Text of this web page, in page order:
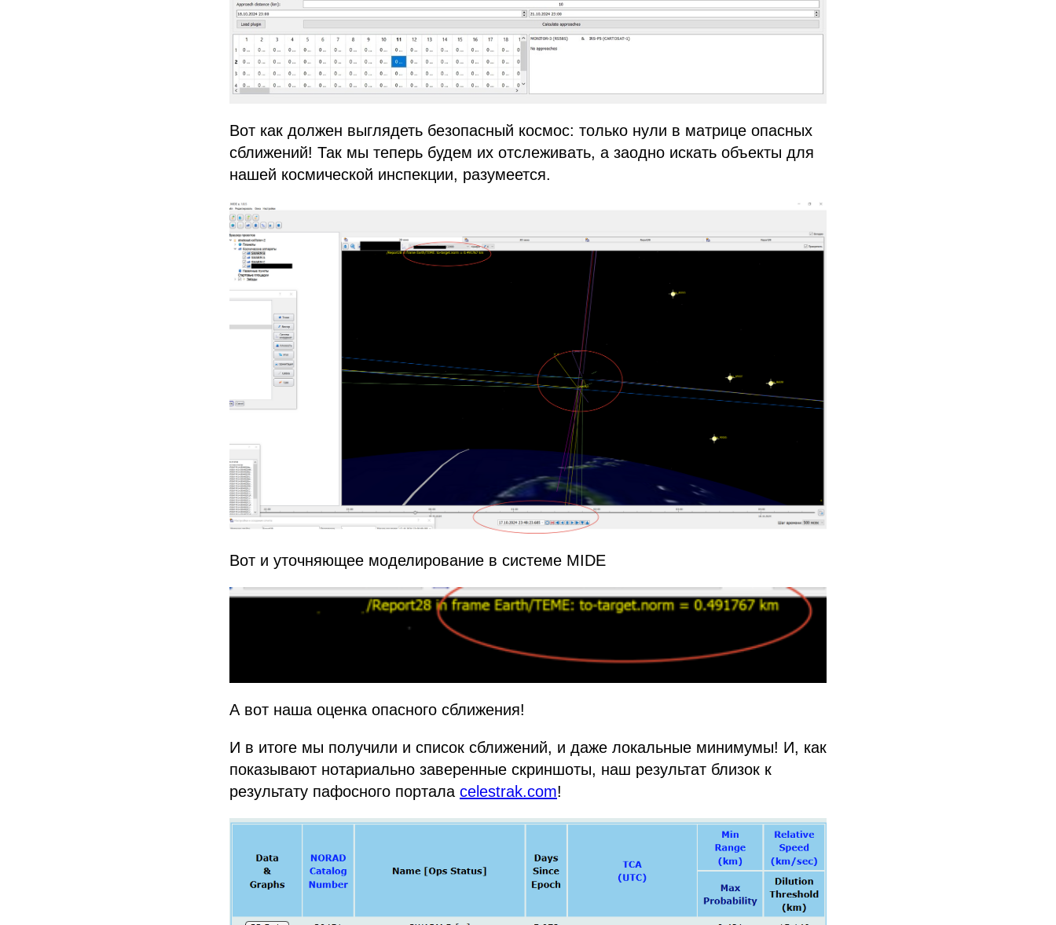
Вот как должен выглядеть безопасный космос: только нули в матрице опасных
сближений! Так мы теперь будем их отслеживать, а заодно искать объекты для
нашей космической инспекции, разумеется.
Вот и уточняющее моделирование в системе MIDE
А вот наша оценка опасного сближения!
И в итоге мы получили и список сближений, и даже локальные минимумы! И, как
показывают нотариально заверенные скриншоты, наш результат близок к
результату пафосного портала celestrak.com!